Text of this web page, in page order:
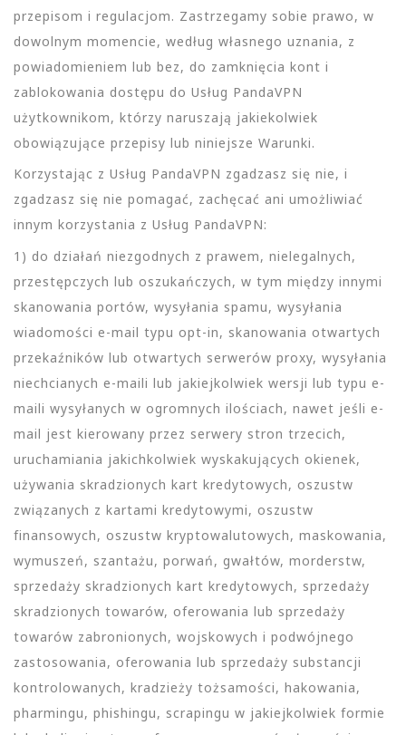
przepisom i regulacjom. Zastrzegamy sobie prawo, w
dowolnym momencie, według własnego uznania, z
powiadomieniem lub bez, do zamknięcia kont i
zablokowania dostępu do Usług PandaVPN
użytkownikom, którzy naruszają jakiekolwiek
obowiązujące przepisy lub niniejsze Warunki.
Korzystając z Usług PandaVPN zgadzasz się nie, i
zgadzasz się nie pomagać, zachęcać ani umożliwiać
innym korzystania z Usług PandaVPN:
1) do działań niezgodnych z prawem, nielegalnych,
przestępczych lub oszukańczych, w tym między innymi
skanowania portów, wysyłania spamu, wysyłania
wiadomości e-mail typu opt-in, skanowania otwartych
przekaźników lub otwartych serwerów proxy, wysyłania
niechcianych e-maili lub jakiejkolwiek wersji lub typu e-
maili wysyłanych w ogromnych ilościach, nawet jeśli e-
mail jest kierowany przez serwery stron trzecich,
uruchamiania jakichkolwiek wyskakujących okienek,
używania skradzionych kart kredytowych, oszustw
związanych z kartami kredytowymi, oszustw
finansowych, oszustw kryptowalutowych, maskowania,
wymuszeń, szantażu, porwań, gwałtów, morderstw,
sprzedaży skradzionych kart kredytowych, sprzedaży
skradzionych towarów, oferowania lub sprzedaży
towarów zabronionych, wojskowych i podwójnego
zastosowania, oferowania lub sprzedaży substancji
kontrolowanych, kradzieży tożsamości, hakowania,
pharmingu, phishingu, scrapingu w jakiejkolwiek formie